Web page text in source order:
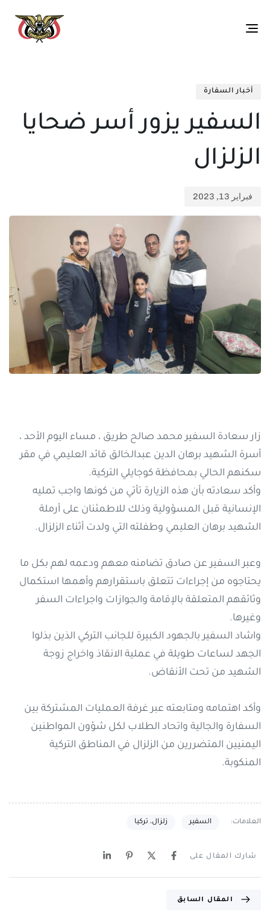
Toggle
أخبار السفارة
السفير يزور أسر ضحايا
الزلزال
فبراير 13, 2023
زار سعادة السفير محمد صالح طريق ، مساء اليوم الأحد ،
أسرة الشهيد برهان الدين عبدالخالق قائد العليمي في مقر
سكنهم الحالي بمحافظة كوجايلي التركية.
وأكد سعادته بأن هذه الزيارة تأتي من كونها واجب تمليه
الإنسانية قبل المسؤولية وذلك للاطمئنان على أرملة
الشهيد برهان العليمي وطفلته التي ولدت أثناء الزلزال.
وعبر السفير عن صادق تضامنه معهم ودعمه لهم بكل ما
يحتاجوه من إجراءات تتعلق باستقرارهم وأهمها استكمال
وثائقهم المتعلقة بالإقامة والجوازات واجراءات السفر
وغيرها.
واشاد السفير بالجهود الكبيرة للجانب التركي الذين بذلوا
الجهد لساعات طويلة في عملية الانقاذ واخراج زوجة
الشهيد من تحت الأنقاض.
وأكد اهتمامه ومتابعته عبر غرفة العمليات المشتركة بين
السفارة والجالية واتحاد الطلاب لكل شؤون المواطنين
اليمنيين المتضررين من الزلزال في المناطق التركية
المنكوبة.
العلامات: السفير زلزال، تركيا
شارك المقال على
المقال السابق